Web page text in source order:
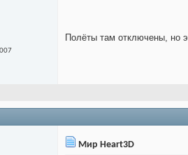
Полёты там отключены, но
Мир Heart3D